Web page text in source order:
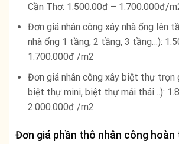
Cần Thơ: 1.500.00đ – 1.700.000đ/
Đơn giá nhân công xây nhà ống lên
nhà ống 1 tầng, 2 tầng, 3 tầng…):
1.700.000đ /m2
Đơn giá nhân công xây biệt thự
biệt thự mini, biệt thự mái thái…):
2.000.000đ /m2
Đơn giá phần thô nhân công hoàn